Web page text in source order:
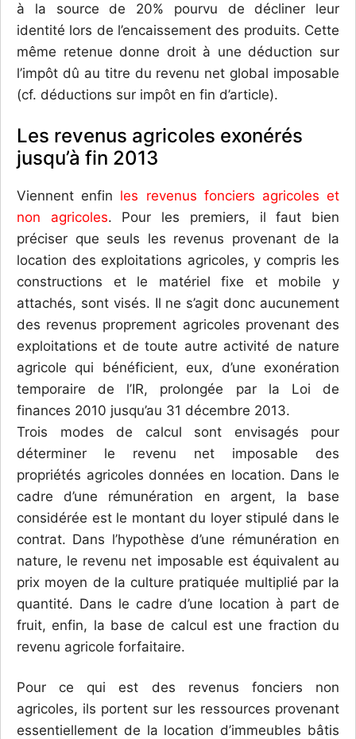
à la source de 20% pourvu de décliner leur
identité lors de l’encaissement des produits. Cette
même retenue donne droit à une déduction sur
l’impôt dû au titre du revenu net global imposable
(cf. déductions sur impôt en fin d’article).
Les revenus agricoles exonérés
jusqu’à fin 2013
Viennent enfin les revenus fonciers agricoles et
non agricoles. Pour les premiers, il faut bien
préciser que seuls les revenus provenant de la
location des exploitations agricoles, y compris les
constructions et le matériel fixe et mobile y
attachés, sont visés. Il ne s’agit donc aucunement
des revenus proprement agricoles provenant des
exploitations et de toute autre activité de nature
agricole qui bénéficient, eux, d’une exonération
temporaire de l’IR, prolongée par la Loi de
finances 2010 jusqu’au 31 décembre 2013.
Trois modes de calcul sont envisagés pour
déterminer le revenu net imposable des
propriétés agricoles données en location. Dans le
cadre d’une rémunération en argent, la base
considérée est le montant du loyer stipulé dans le
contrat. Dans l’hypothèse d’une rémunération en
nature, le revenu net imposable est équivalent au
prix moyen de la culture pratiquée multiplié par la
quantité. Dans le cadre d’une location à part de
fruit, enfin, la base de calcul est une fraction du
revenu agricole forfaitaire.
Pour ce qui est des revenus fonciers non
agricoles, ils portent sur les ressources provenant
essentiellement de la location d’immeubles bâtis